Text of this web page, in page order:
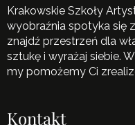
Krakowskie Szkoły
wyobraźnia spotyka się
znajdź przestrzeń dla
sztukę i wyrażaj siebie.
my pomożemy Ci
Kontakt